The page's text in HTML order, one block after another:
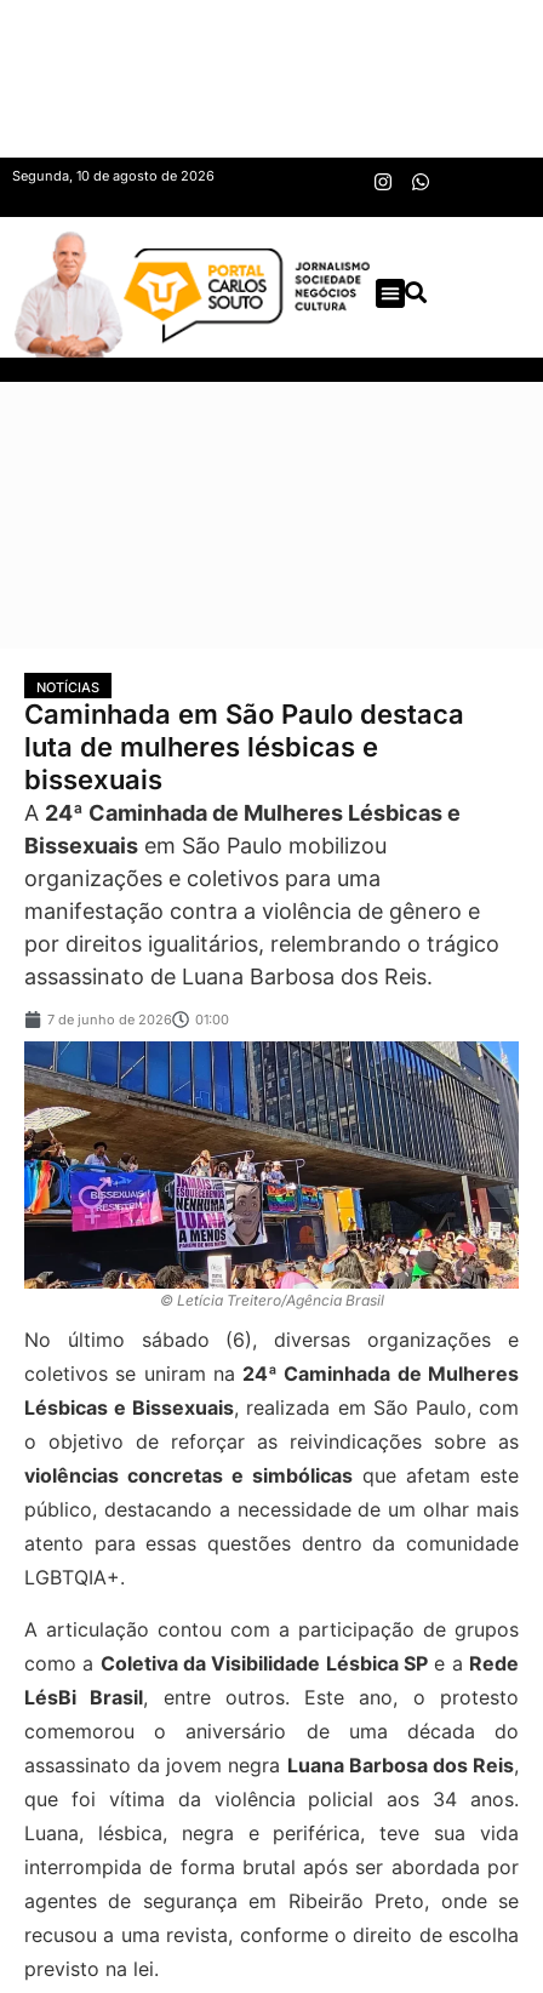
Segunda, 10 de agosto de 2026
NOTÍCIAS
Caminhada em São Paulo destaca
luta de mulheres lésbicas e
bissexuais
A 24ª Caminhada de Mulheres Lésbicas e
Bissexuais em São Paulo mobilizou
organizações e coletivos para uma
manifestação contra a violência de gênero e
por direitos igualitários, relembrando o trágico
assassinato de Luana Barbosa dos Reis.
7 de junho de 2026 01:00
© Letícia Treitero/Agência Brasil
No último sábado (6), diversas organizações e
coletivos se uniram na 24ª Caminhada de Mulheres
Lésbicas e Bissexuais, realizada em São Paulo, com
o objetivo de reforçar as reivindicações sobre as
violências concretas e simbólicas que afetam este
público, destacando a necessidade de um olhar mais
atento para essas questões dentro da comunidade
LGBTQIA+.
A articulação contou com a participação de grupos
como a Coletiva da Visibilidade Lésbica SP e a Rede
LésBi Brasil, entre outros. Este ano, o protesto
comemorou o aniversário de uma década do
assassinato da jovem negra Luana Barbosa dos Reis,
que foi vítima da violência policial aos 34 anos.
Luana, lésbica, negra e periférica, teve sua vida
interrompida de forma brutal após ser abordada por
agentes de segurança em Ribeirão Preto, onde se
recusou a uma revista, conforme o direito de escolha
previsto na lei.